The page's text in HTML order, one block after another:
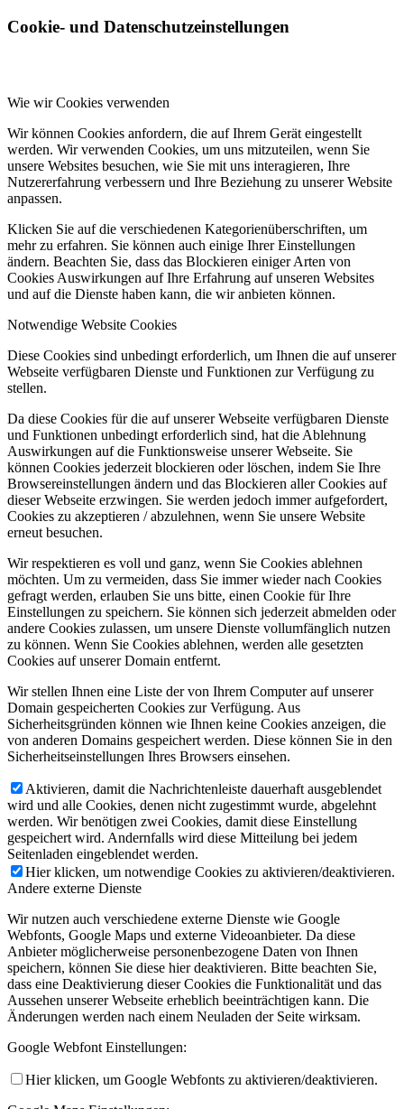
Cookie- und Datenschutzeinstellungen
Wie wir Cookies verwenden
Wir können Cookies anfordern, die auf Ihrem Gerät eingestellt
werden. Wir verwenden Cookies, um uns mitzuteilen, wenn Sie
unsere Websites besuchen, wie Sie mit uns interagieren, Ihre
Nutzererfahrung verbessern und Ihre Beziehung zu unserer Website
anpassen.
Klicken Sie auf die verschiedenen Kategorienüberschriften, um
mehr zu erfahren. Sie können auch einige Ihrer Einstellungen
ändern. Beachten Sie, dass das Blockieren einiger Arten von
Cookies Auswirkungen auf Ihre Erfahrung auf unseren Websites
und auf die Dienste haben kann, die wir anbieten können.
Notwendige Website Cookies
Diese Cookies sind unbedingt erforderlich, um Ihnen die auf unserer
Webseite verfügbaren Dienste und Funktionen zur Verfügung zu
stellen.
Da diese Cookies für die auf unserer Webseite verfügbaren Dienste
und Funktionen unbedingt erforderlich sind, hat die Ablehnung
Auswirkungen auf die Funktionsweise unserer Webseite. Sie
können Cookies jederzeit blockieren oder löschen, indem Sie Ihre
Browsereinstellungen ändern und das Blockieren aller Cookies auf
dieser Webseite erzwingen. Sie werden jedoch immer aufgefordert,
Cookies zu akzeptieren / abzulehnen, wenn Sie unsere Website
erneut besuchen.
Wir respektieren es voll und ganz, wenn Sie Cookies ablehnen
möchten. Um zu vermeiden, dass Sie immer wieder nach Cookies
gefragt werden, erlauben Sie uns bitte, einen Cookie für Ihre
Einstellungen zu speichern. Sie können sich jederzeit abmelden oder
andere Cookies zulassen, um unsere Dienste vollumfänglich nutzen
zu können. Wenn Sie Cookies ablehnen, werden alle gesetzten
Cookies auf unserer Domain entfernt.
Wir stellen Ihnen eine Liste der von Ihrem Computer auf unserer
Domain gespeicherten Cookies zur Verfügung. Aus
Sicherheitsgründen können wie Ihnen keine Cookies anzeigen, die
von anderen Domains gespeichert werden. Diese können Sie in den
Sicherheitseinstellungen Ihres Browsers einsehen.
Aktivieren, damit die Nachrichtenleiste dauerhaft ausgeblendet
wird und alle Cookies, denen nicht zugestimmt wurde, abgelehnt
werden. Wir benötigen zwei Cookies, damit diese Einstellung
gespeichert wird. Andernfalls wird diese Mitteilung bei jedem
Seitenladen eingeblendet werden.
Hier klicken, um notwendige Cookies zu aktivieren/deaktivieren.
Andere externe Dienste
Wir nutzen auch verschiedene externe Dienste wie Google
Webfonts, Google Maps und externe Videoanbieter. Da diese
Anbieter möglicherweise personenbezogene Daten von Ihnen
speichern, können Sie diese hier deaktivieren. Bitte beachten Sie,
dass eine Deaktivierung dieser Cookies die Funktionalität und das
Aussehen unserer Webseite erheblich beeinträchtigen kann. Die
Änderungen werden nach einem Neuladen der Seite wirksam.
Google Webfont Einstellungen:
Hier klicken, um Google Webfonts zu aktivieren/deaktivieren.